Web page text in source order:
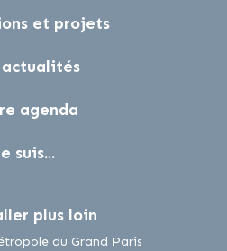
et projets
actualités
agenda
suis...
plus loin
du Grand Paris